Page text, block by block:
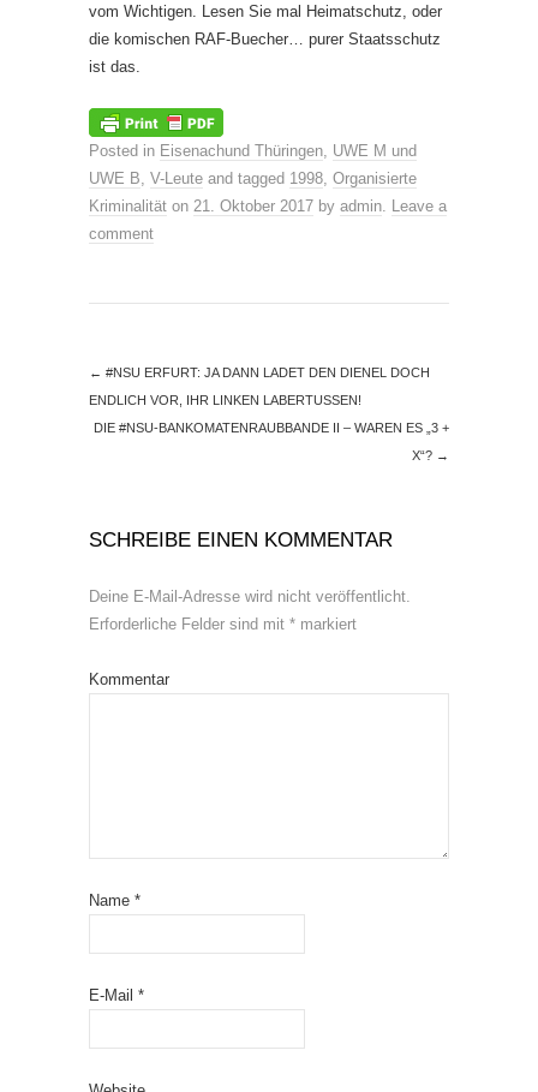
vom Wichtigen. Lesen Sie mal Heimatschutz, oder
die komischen RAF-Buecher… purer Staatsschutz
ist das.
Posted in Eisenachund Thüringen, UWE M und
UWE B, V-Leute and tagged 1998, Organisierte
Kriminalität on 21. Oktober 2017 by admin. Leave a
comment
← #NSU ERFURT: JA DANN LADET DEN DIENEL DOCH
ENDLICH VOR, IHR LINKEN LABERTUSSEN!
DIE #NSU-BANKOMATENRAUBBANDE II – WAREN ES „3 +
X“? →
SCHREIBE EINEN KOMMENTAR
Deine E-Mail-Adresse wird nicht veröffentlicht.
Erforderliche Felder sind mit * markiert
Kommentar
Name *
E-Mail *